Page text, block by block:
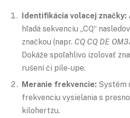
Identifikácia volacej značky:
hľadá sekvenciu „CQ“
značkou (napr. CQ CQ DE
Dokáže spoľahlivo izolovať
rušení či pile-upe.
Meranie frekvencie: Systém
frekvenciu vysielania s
kilohertzu.